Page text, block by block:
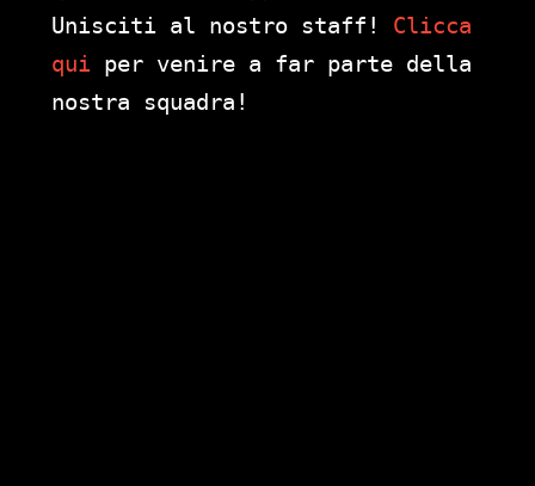
Unisciti al nostro staff! Clicca
qui per venire a far parte della
nostra squadra!